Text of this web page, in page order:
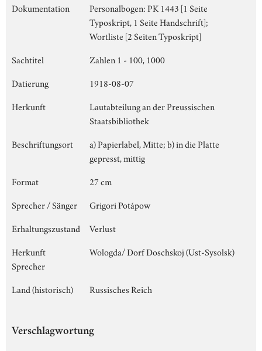
Dokumentation
Personalbogen: PK 1443 [1 Seite
Typoskript, 1 Seite Handschrift];
Wortliste [2 Seiten Typoskript]
Sachtitel
Zahlen 1 - 100, 1000
Datierung
1918-08-07
Herkunft
Lautabteilung an der Preussischen
Staatsbibliothek
Beschriftungsort
a) Papierlabel, Mitte; b) in die Platte
gepresst, mittig
Format
27 cm
Sprecher / Sänger
Grigori Potápow
Erhaltungszustand
Verlust
Herkunft
Sprecher
Wologda/ Dorf Doschskoj (Ust-Sysolsk)
Land (historisch) Russisches Reich
Verschlagwortung